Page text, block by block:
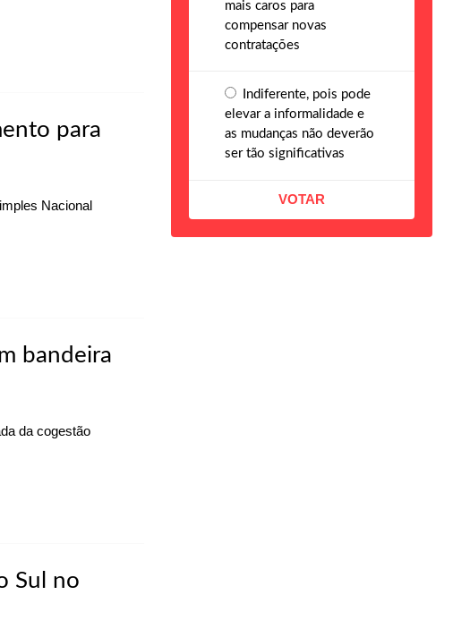
para
Nacional
bandeira
da cogestão
Sul no
mais caros para
compensar novas
contratações
Indiferente, pois pode
elevar a informalidade e
as mudanças não deverão
ser tão significativas